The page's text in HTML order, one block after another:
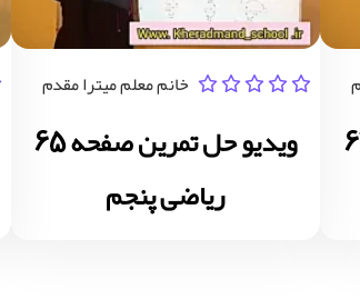
64
خانم معلم میترا مقدم
ویدیو حل تمرین صفحه 65
ریاضی پنجم